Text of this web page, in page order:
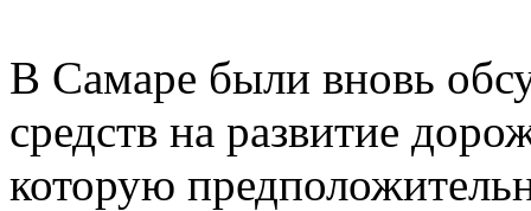
В Самаре были вновь
средств на развитие
которую